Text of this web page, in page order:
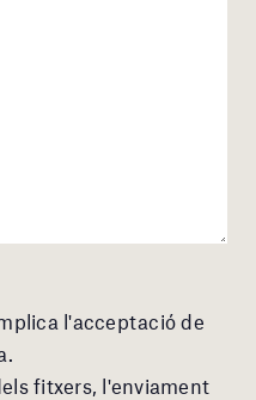
l'acceptació de
fitxers, l'enviament